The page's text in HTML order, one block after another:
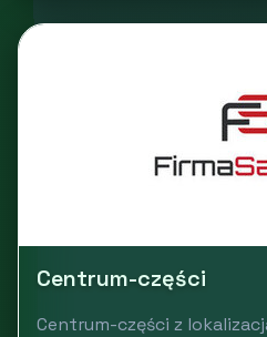
Centrum-części
Centrum-części z